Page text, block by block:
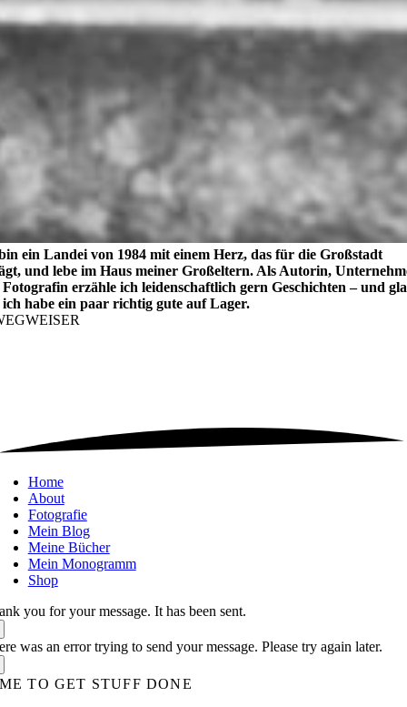
ein Landei von 1984 mit einem Herz, das für die Großstadt
und lebe im Haus meiner Großeltern. Als Autorin,
erzähle ich leidenschaftlich gern Geschichten – und
habe ein paar richtig gute auf Lager.
Home
About
Fotografie
Mein Blog
Meine Bücher
Mein Monogramm
Shop
you for your message. It has been sent.
was an error trying to send your message. Please try again later.
TO GET STUFF DONE